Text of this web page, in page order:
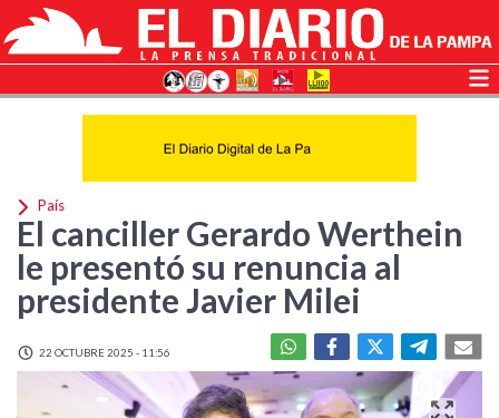
País
El canciller Gerardo Werthein
le presentó su renuncia al
presidente Javier Milei
22 OCTUBRE 2025 - 11:56